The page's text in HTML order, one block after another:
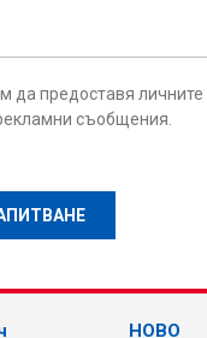
да предоставя личните
съобщения.
НОВО